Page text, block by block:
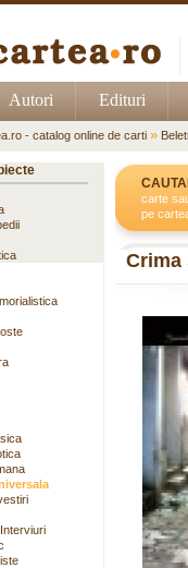
Autori Edituri
- catalog online de carti »
carte
pe
Crima